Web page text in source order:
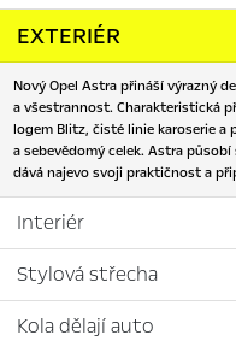
EXTERIÉR
Nový Opel Astra přináší výrazný
a všestrannost. Charakteristická
logem Blitz, čisté linie karoserie a
a sebevědomý celek. Astra
dává najevo svoji praktičnost a
Interiér
Stylová střecha
Kola dělají auto